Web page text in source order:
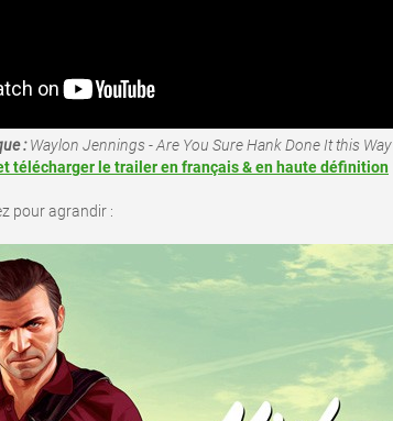
:Waylon Jennings - Are You Sure Hank Done It this Way
télécharger le trailer en français & en haute définition
pour agrandir :